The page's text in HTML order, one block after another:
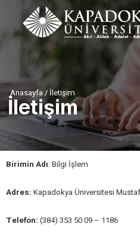
content
Anasayfa / İletişim
İletişim
Birimin Adı: Bilgi İşlem
Adres: Kapadokya Üniversitesi
Telefon: (384) 353 50 09 – 1186